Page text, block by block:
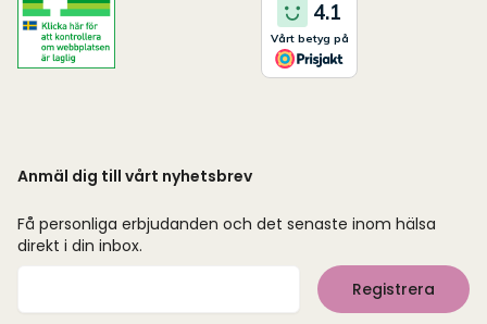
Anmäl dig till vårt nyhetsbrev
Få personliga erbjudanden och det senaste inom hälsa
direkt i din inbox.
Registrera